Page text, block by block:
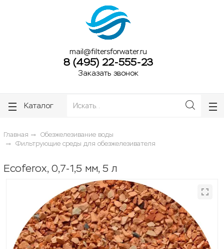
mail@filtersforwater.ru
8 (495) 22-555-23
Заказать звонок
Каталог
Главная
Обезжелезивание воды
Фильтрующие среды для обезжелезивателя
Ecoferox, 0,7-1,5 мм, 5 л